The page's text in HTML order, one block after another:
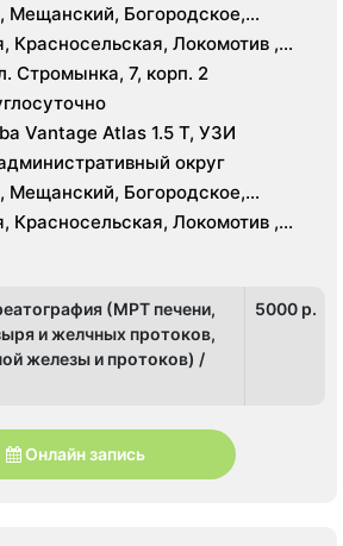
Мещанский, Богородское,
Измайлово, Гольяново,
Северное Измайлово,
Лефортово
Красносельская, Локомотив ,
Сокольники, Черкизовская,
Стромынка, 7, корп. 2
Vantage Atlas 1.5 Т, УЗИ
округ
Мещанский, Богородское,
Измайлово, Гольяново,
Северное Измайлово,
Лефортово
Красносельская, Локомотив ,
Сокольники, Черкизовская,
(МРТ печени,
и желчных протоков,
железы и протоков) /
5000 p.
Онлайн запись